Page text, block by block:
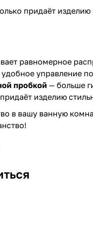
придаёт
равномерное
управление
пробкой — больше
изделию
в вашу ванную